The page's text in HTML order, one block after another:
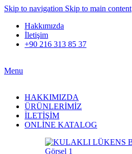
Skip to navigation Skip to main content
Hakkımızda
İletişim
+90 216 313 85 37
Menu
HAKKIMIZDA
ÜRÜNLERİMİZ
İLETİŞİM
ONLİNE KATALOG